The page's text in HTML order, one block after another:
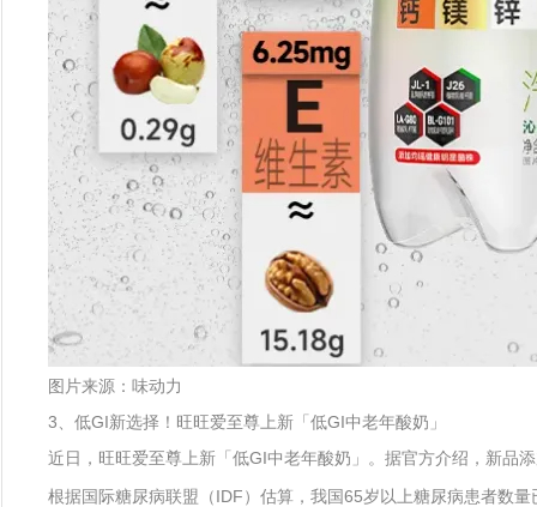
图片来源：味动力
3、低GI新选择！旺旺爱至尊上新「低GI中老年酸奶」
近日，旺旺爱至尊上新「低GI中老年酸奶」。据官方介绍，新品
根据国际糖尿病联盟（IDF）估算，我国65岁以上糖尿病患者数